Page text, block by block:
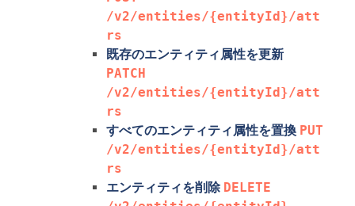
/v2/entities/{entityId}/att
rs
既存のエンティティ属性を更新
PATCH
/v2/entities/{entityId}/att
rs
すべてのエンティティ属性を置換 PUT
/v2/entities/{entityId}/att
rs
エンティティを削除 DELETE